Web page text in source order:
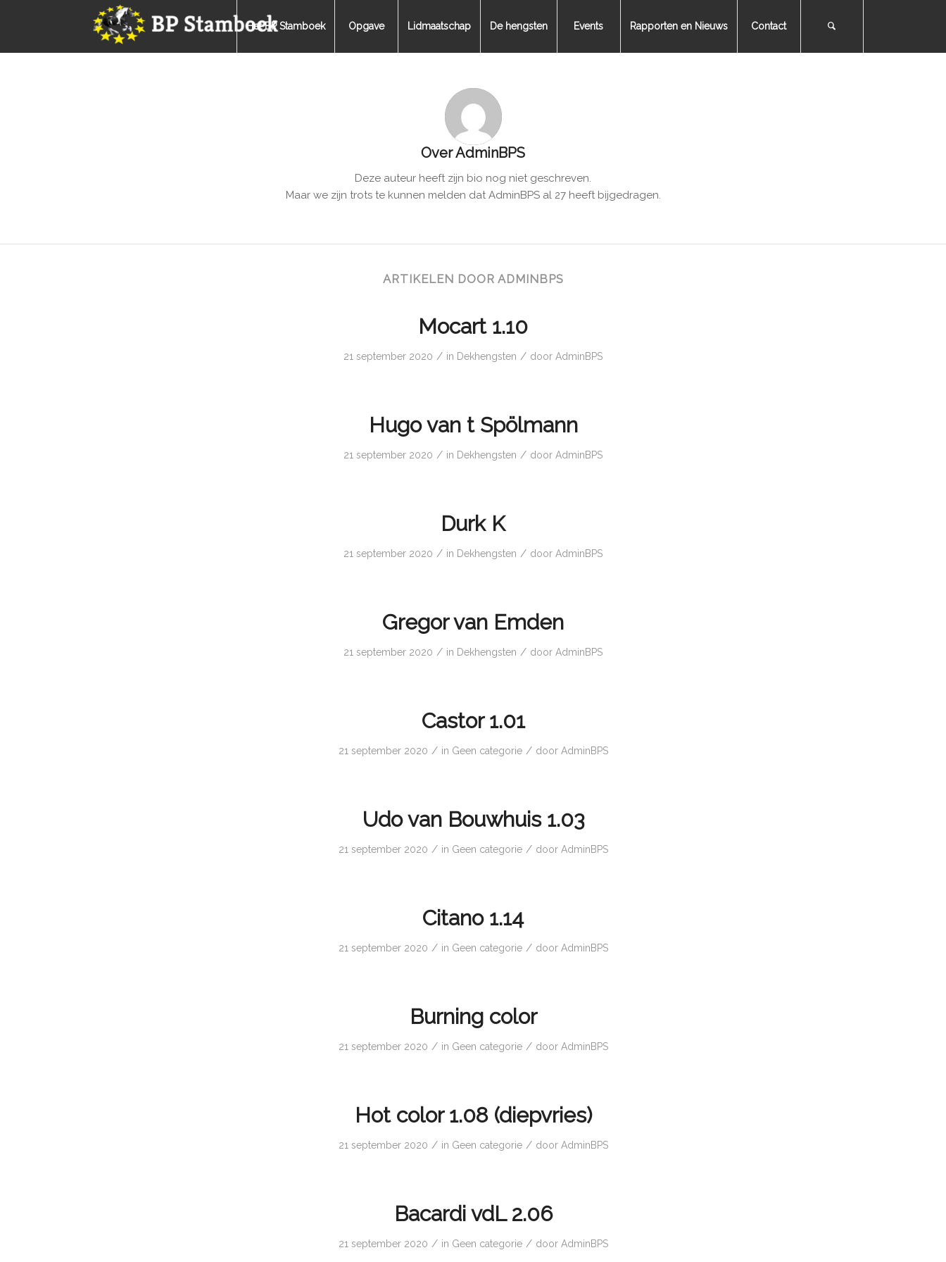
Het BP Stamboek Opgave Lidmaatschap De hengsten Events Rapporten en Nieuws Contact
OverAdminBPS
Deze auteur heeft zijn bio nog niet geschreven.
Maar we zijn trots te kunnen melden dat AdminBPSal 27 heeft bijgedragen.
ARTIKELEN DOOR ADMINBPS
Mocart 1.10
21 september 2020 / in Dekhengsten / door AdminBPS
Hugo van t Spölmann
21 september 2020 / in Dekhengsten / door AdminBPS
Durk K
21 september 2020 / in Dekhengsten / door AdminBPS
Gregor van Emden
21 september 2020 / in Dekhengsten / door AdminBPS
Castor 1.01
21 september 2020 / in Geen categorie / door AdminBPS
Udo van Bouwhuis 1.03
21 september 2020 / in Geen categorie / door AdminBPS
Citano 1.14
21 september 2020 / in Geen categorie / door AdminBPS
Burning color
21 september 2020 / in Geen categorie / door AdminBPS
Hot color 1.08 (diepvries)
21 september 2020 / in Geen categorie / door AdminBPS
Bacardi vdL 2.06
21 september 2020 / in Geen categorie / door AdminBPS